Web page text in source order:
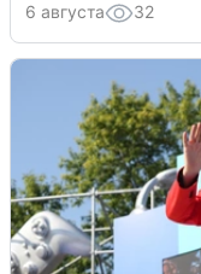
6 августа 32